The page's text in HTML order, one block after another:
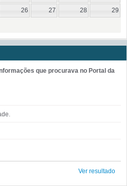
26 27 28 29
que procurava no Portal da
Ver resultado